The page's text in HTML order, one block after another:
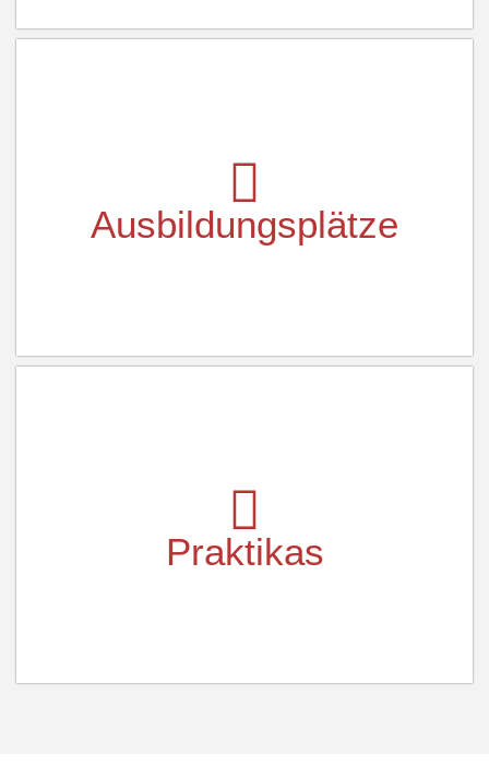
Ausbildungsplätze
Praktikas